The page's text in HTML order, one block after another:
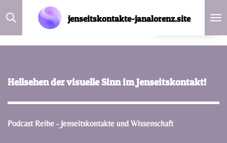
Zum
Hauptinhalt
springen
jenseitskontakte-janalorenz.site
Hellsehen der visuelle Sinn im Jenseitskontakt!
Podcast Reihe - Jenseitskontakte und Wissenschaft
DE